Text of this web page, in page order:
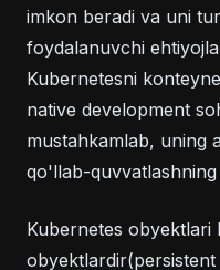
imkon beradi va uni
foydalanuvchi
Kubernetesni
native development
mustahkamlab, uning
qo'llab-
Kubernetes obyektlari